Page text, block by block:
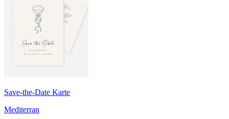
Save-the-Date Karte
Mediterran